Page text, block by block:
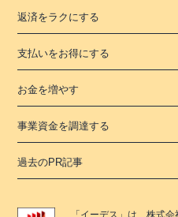
返済をラクにする
支払いをお得にする
お金を増やす
事業資金を調達する
過去のPR記事
「 イーデス 」は、株式会